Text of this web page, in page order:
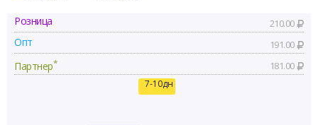
Розница 210.00
Опт 191.00
Партнер* 181.00
7-10дн